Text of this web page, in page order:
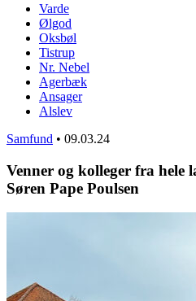
Varde
Ølgod
Oksbøl
Tistrup
Nr. Nebel
Agerbæk
Ansager
Alslev
Samfund • 09.03.24
Venner og kolleger fra hele
Søren Pape Poulsen